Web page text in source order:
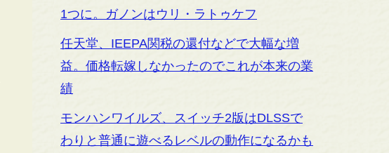
1つに。ガノンはウリ・ラトゥケフ
任天堂、IEEPA関税の還付などで大幅な増
益。価格転嫁しなかったのでこれが本来の業
績
モンハンワイルズ、スイッチ2版はDLSSで
わりと普通に遊べるレベルの動作になるかも